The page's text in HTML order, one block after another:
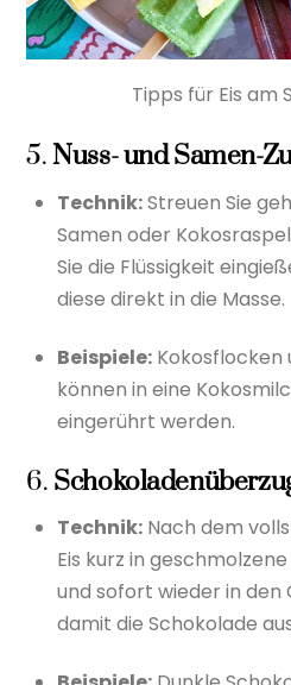
Tipps für Eis am
5.Nuss- und Samen-
Technik:Streuen Sie
Samen oder
Sie die Flüssigkeit
diese direkt in die Masse.
Beispiele: Kokosflocken
können in eine
eingerührt werden.
6.
Technik: Nach dem
Eis kurz in
und sofort wieder in
damit die Schokolade